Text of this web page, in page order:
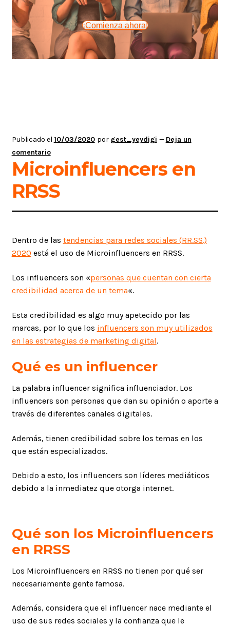
¡Comienza ahora!
Publicado el 10/03/2020 por gest_yeydigi — Deja un
comentario
Microinfluencers en
RRSS
Dentro de las tendencias para redes sociales (RR.SS.)
2020 está el uso de Microinfluencers en RRSS.
Los influencers son «personas que cuentan con cierta
credibilidad acerca de un tema«.
Esta credibilidad es algo muy apetecido por las
marcas, por lo que los influencers son muy utilizados
en las estrategias de marketing digital.
Qué es un influencer
La palabra influencer significa influenciador. Los
influencers son personas que dan su opinión o aporte a
través de diferentes canales digitales.
Además, tienen credibilidad sobre los temas en los
que están especializados.
Debido a esto, los influencers son líderes mediáticos
debido a la inmediatez que otorga internet.
Qué son los Microinfluencers
en RRSS
Los Microinfluencers en RRSS no tienen por qué ser
necesariamente gente famosa.
Además, considera que el influencer nace mediante el
uso de sus redes sociales y la confianza que le